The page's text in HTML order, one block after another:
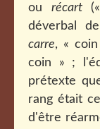
ou récart(«
déverbal
carre, «
coin » ;
prétexte
rang était
d'être